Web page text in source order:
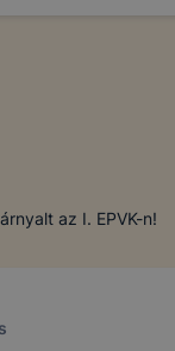
az I. EPVK-n!